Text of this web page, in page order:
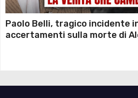
Paolo Belli, tragico incidente
accertamenti sulla morte di